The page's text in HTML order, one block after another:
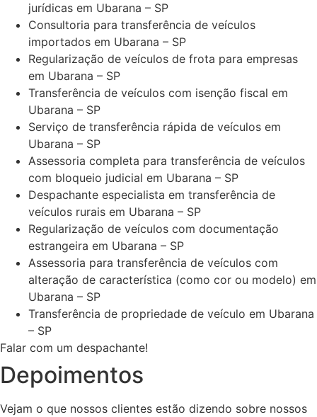
jurídicas em Ubarana – SP
Consultoria para transferência de veículos
importados em Ubarana – SP
Regularização de veículos de frota para empresas
em Ubarana – SP
Transferência de veículos com isenção fiscal em
Ubarana – SP
Serviço de transferência rápida de veículos em
Ubarana – SP
Assessoria completa para transferência de veículos
com bloqueio judicial em Ubarana – SP
Despachante especialista em transferência de
veículos rurais em Ubarana – SP
Regularização de veículos com documentação
estrangeira em Ubarana – SP
Assessoria para transferência de veículos com
alteração de característica (como cor ou modelo) em
Ubarana – SP
Transferência de propriedade de veículo em Ubarana
– SP
Falar com um despachante!
Depoimentos
Vejam o que nossos clientes estão dizendo sobre nossos